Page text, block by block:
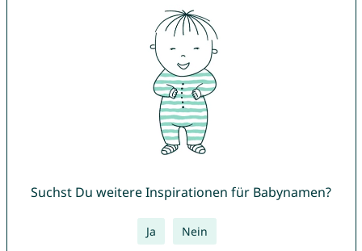
Suchst Du weitere Inspirationen für Babynamen?
Ja Nein